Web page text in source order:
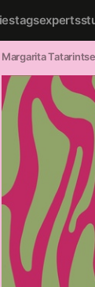
tagsexperts
Margarita